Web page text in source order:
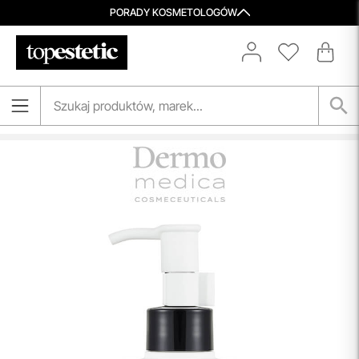
PORADY KOSMETOLOGÓW
Darmowa Dostawa i Zwrot
efektywnej realizacji zamówień w naszym sklepie. Dzięki
technologicznie systemom IT, zamówienia są zazwyczaj
wysyłane i dostarczane w ciągu zaledwie
Spersonalizowane Próbki
Do wielu zamówień dołączamy starannie dobrane próbki
odkrywanie nowych produktów i doświadczanie
pielęgnacji w najlepszym wydaniu — świadomie, z troską o